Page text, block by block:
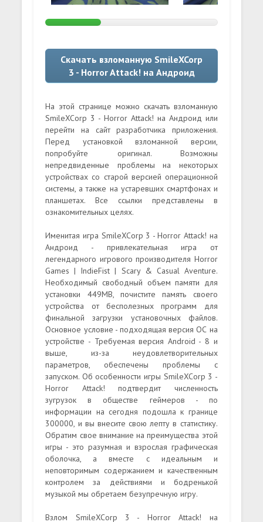
Скачать взломанную SmileXCorp
3 - Horror Attack! на Андроид
На этой странице можно скачать взломанную
SmileXCorp 3 - Horror Attack! на Андроид или
перейти на сайт разработчика приложения.
Перед установкой взломанной версии,
попробуйте оригинал. Возможны
непредвиденные проблемы на некоторых
устройствах со старой версией операционной
системы, а также на устаревших смартфонах и
планшетах. Все ссылки представлены в
ознакомительных целях.
Именитая игра SmileXCorp 3 - Horror Attack! на
Андроид - привлекательная игра от
легендарного игрового производителя Horror
Games | IndieFist | Scary & Casual Aventure.
Необходимый свободный объем памяти для
установки 449MB, почистите память своего
устройства от бесполезных программ для
финальной загрузки установочных файлов.
Основное условие - подходящая версия ОС на
устройстве - Требуемая версия Android - 8 и
выше, из-за неудовлетворительных
параметров, обеспечены проблемы с
запуском. Об особенности игры SmileXCorp 3 -
Horror Attack! подтвердит численность
зугрузок в обществе геймеров - по
информации на сегодня подошла к границе
300000, и вы внесите свою лепту в статистику.
Обратим свое внимание на преимущества этой
игры - это разумная и взрослая графическая
оболочка, а вместе с идеальным и
неповторимым содержанием и качественным
контролем за действиями и бодренькой
музыкой мы обретаем безупречную игру.
Взлом SmileXCorp 3 - Horror Attack! на